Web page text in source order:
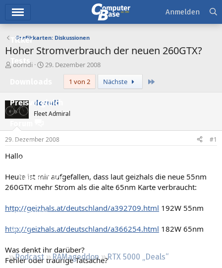
Ticker
Tests
Preisvergleich
Forum
Aktuelles
Empfohlene Inhalte
Neue Beiträge
Leserartikel
Regeln
Podcast RAMageddon
RTX 5000 „Deals“
Anmelden
Grafikkarten: Diskussionen
Hoher Stromverbrauch der neuen 260GTX?
E
e
l
l
e
dorndi
E
e
l
a
m
29. Dezember 2008
1 von 2
Nächste
dorndi
Fleet Admiral
29. Dezember 2008 #1
Hallo
Heute ist mir aufgefallen, dass laut geizhals die neue 55nm
260GTX mehr Strom als die alte 65nm Karte verbraucht:
http://geizhals.at/deutschland/a392709.html 192W 55nm
http://geizhals.at/deutschland/a366254.html 182W 65nm
Was denkt ihr darüber?
Fehler oder traurige Tatsache?